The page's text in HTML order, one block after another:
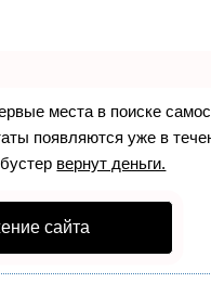
места в поиске
появляются уже в
вернут деньги.
сайта